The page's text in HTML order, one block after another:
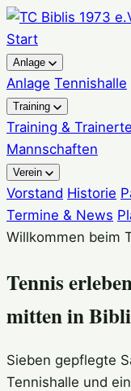
Start
Anlage
Anlage Tennishalle
Training
Training &
Mannschaften
Verein
Vorstand Historie
Termine & News
Willkommen beim
Tennis
mitten in
Sieben gepflegte
Tennishalle und